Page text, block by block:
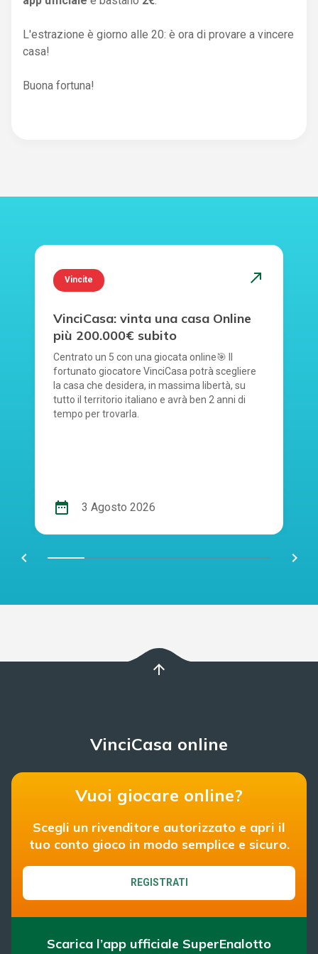
L'estrazione è giorno alle 20: è ora di provare a vincere
casa!
Buona fortuna!
Vincite north_east
VinciCasa: vinta una casa Online
più 200.000€ subito
Centrato un 5 con una giocata online🎯 Il
fortunato giocatore VinciCasa potrà scegliere
la casa che desidera, in massima libertà, su
tutto il territorio italiano e avrà ben 2 anni di
tempo per trovarla.
date_range 3 Agosto 2026
chevron_left navigate_next
arrow_upward
VinciCasa online
Vuoi giocare online?
Scegli un rivenditore autorizzato e apri il
tuo conto gioco in modo semplice e sicuro.
REGISTRATI
Scarica l’app ufficiale SuperEnalotto